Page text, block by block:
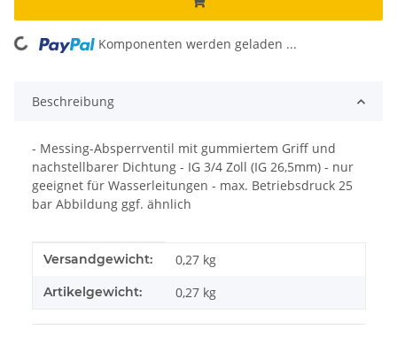
Loading... Komponenten werden geladen ...
Beschreibung
- Messing-Absperrventil mit gummiertem Griff und
nachstellbarer Dichtung - IG 3/4 Zoll (IG 26,5mm) - nur
geeignet für Wasserleitungen - max. Betriebsdruck 25
bar Abbildung ggf. ähnlich
Produkteigenschaft
Wert
Versandgewicht: 0,27 kg
Artikelgewicht: 0,27 kg